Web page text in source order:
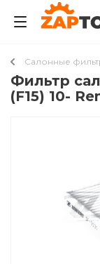
Салонные
Фильтр
(F15) 10-